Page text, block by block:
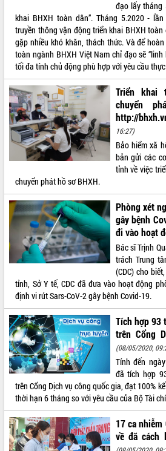
VIDEO
Không có file video nào để phát.
ALBUM ẢNH
LIÊN KẾT WEB
THỐNG KÊ TRUY CẬP
Hôm nay: 22134
Tất cả: 66107802
đạo lấy tháng
khai BHXH toàn dân”. Tháng 5.2020 -
truyền thông vận động triển khai BHXH
gặp nhiều khó khăn, thách thức. Và để
toàn ngành BHXH Việt Nam chỉ đạo sẽ
tối đa tính chủ động phù hợp với yêu cầu thực
Triển khai
chuyển
http://
16:27)
Bảo hiểm xã
bản gửi các
tỉnh về việc
chuyển phát hồ sơ BHXH.
Phòng xét
gây bệnh
đi vào hoạt
Bác sĩ Trịnh
trách Trung
(CDC) cho
tỉnh, Sở Y tế, CDC đã đưa vào hoạt động
định vi rút Sars-CoV-2 gây bệnh Covid-19.
Tích hợp 93
trên Cổng
(08/05/2020,
Tính đến
đã tích hợp
trên Cổng Dịch vụ công quốc gia, đạt 100%
thời hạn 6 tháng so với yêu cầu của Bộ Tài
17 ca
về đã cách